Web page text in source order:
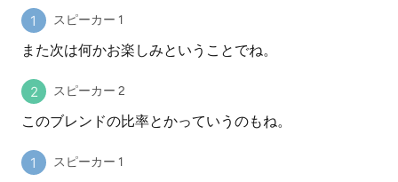
スピーカー 1
また次は何かお楽しみということでね。
スピーカー 2
このブレンドの比率とかっていうのもね。
スピーカー 1